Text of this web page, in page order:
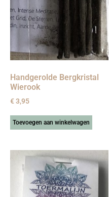
Handgerolde Bergkristal
Wierook
€3,95
Toevoegen aan winkelwagen